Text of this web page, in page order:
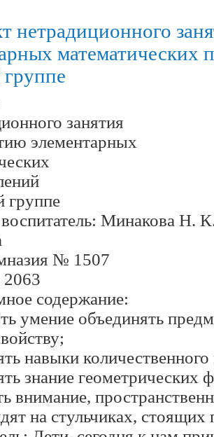
нетрадиционного
математических
занятия
элементарных
группе
Минакова Н.
№ 1507
содержание:
умение объединять
навыки
знание геометрических
внимание,
на стульчиках, стоящих